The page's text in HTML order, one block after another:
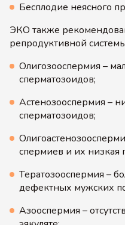
Бесплодие неясного
ЭКО также
репродуктивной
Олигозооспермия –
сперматозоидов;
Астенозооспермия –
сперматозоидов;
спермиев и их низкая
Тератозооспермия –
дефектных мужских
Азооспермия –